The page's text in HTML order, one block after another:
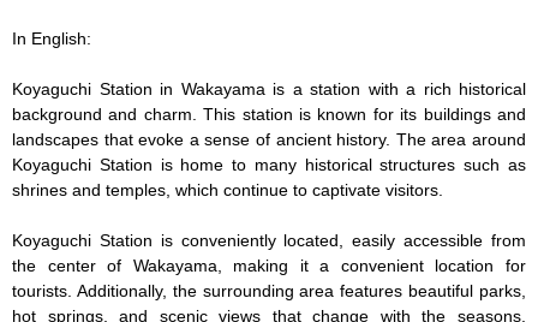
In English:
Koyaguchi Station in Wakayama is a station with a rich historical
background and charm. This station is known for its buildings and
landscapes that evoke a sense of ancient history. The area around
Koyaguchi Station is home to many historical structures such as
shrines and temples, which continue to captivate visitors.
Koyaguchi Station is conveniently located, easily accessible from
the center of Wakayama, making it a convenient location for
tourists. Additionally, the surrounding area features beautiful parks,
hot springs, and scenic views that change with the seasons,